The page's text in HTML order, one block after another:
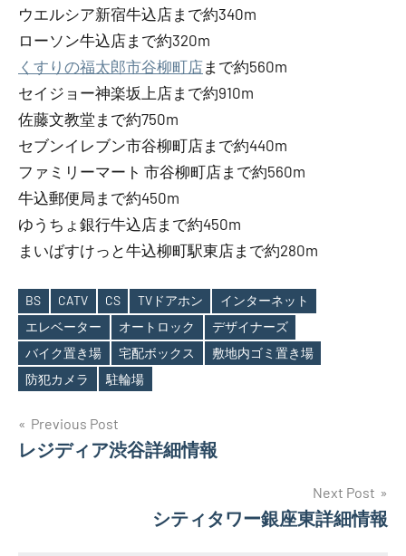
ウエルシア新宿牛込店まで約340m
ローソン牛込店まで約320m
くすりの福太郎市谷柳町店まで約560m
セイジョー神楽坂上店まで約910m
佐藤文教堂まで約750m
セブンイレブン市谷柳町店まで約440m
ファミリーマート 市谷柳町店まで約560m
牛込郵便局まで約450m
ゆうちょ銀行牛込店まで約450m
まいばすけっと牛込柳町駅東店まで約280m
Tags
BS CATV CS TVドアホン
インターネット
エレベーター
オートロック
デザイナーズ
バイク置き場
宅配ボックス
敷地内ゴミ置き場
防犯カメラ
駐輪場
投
稿
Previous Post
レジディア渋谷詳細情報
Next Post
シティタワー銀座東詳細情報